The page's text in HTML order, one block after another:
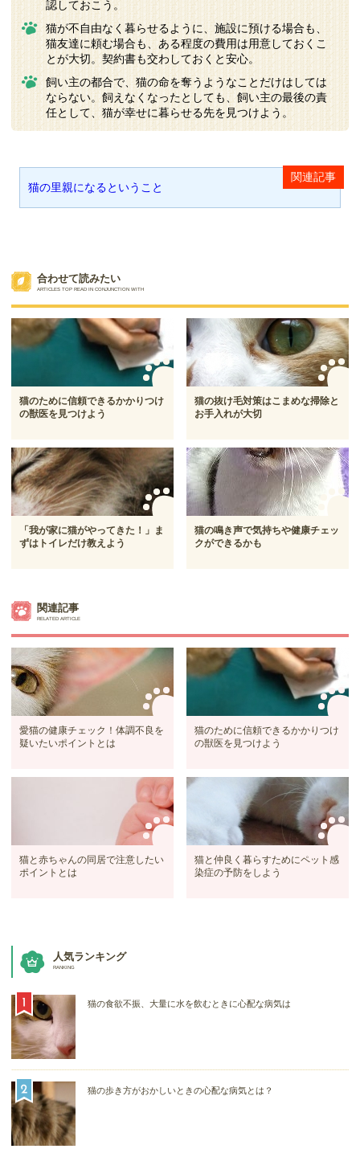
認しておこう。
猫が不自由なく暮らせるように、施設に預ける場合も、
猫友達に頼む場合も、ある程度の費用は用意しておくこ
とが大切。契約書も交わしておくと安心。
飼い主の都合で、猫の命を奪うようなことだけはしては
ならない。飼えなくなったとしても、飼い主の最後の責
任として、猫が幸せに暮らせる先を見つけよう。
猫の里親になるということ
合わせて読みたい
ARTICLES TOP READ IN CONJUNCTION WITH
猫のために信頼できるかかりつけ
の獣医を見つけよう
猫の抜け毛対策はこまめな掃除と
お手入れが大切
「我が家に猫がやってきた！」ま
ずはトイレだけ教えよう
猫の鳴き声で気持ちや健康チェッ
クができるかも
関連記事
RELATED ARTICLE
愛猫の健康チェック！体調不良を
疑いたいポイントとは
猫のために信頼できるかかりつけ
の獣医を見つけよう
猫と赤ちゃんの同居で注意したい
ポイントとは
猫と仲良く暮らすためにペット感
染症の予防をしよう
人気ランキング
RANKING
猫の食欲不振、大量に水を飲むときに心配な病気は
猫の歩き方がおかしいときの心配な病気とは？